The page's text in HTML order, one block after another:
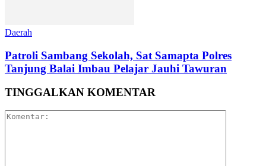
Daerah
Patroli Sambang Sekolah, Sat Samapta Polres
Tanjung Balai Imbau Pelajar Jauhi Tawuran
TINGGALKAN KOMENTAR